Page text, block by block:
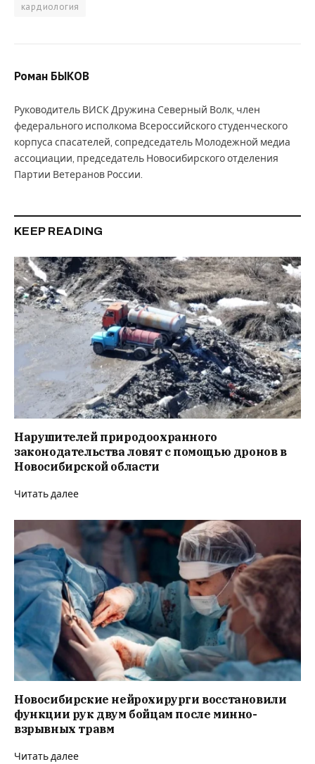
кардиология
Роман БЫКОВ
Руководитель ВИСК Дружина Северный Волк, член
федерального исполкома Всероссийского студенческого
корпуса спасателей, сопредседатель Молодежной медиа
ассоциации, председатель Новосибирского отделения
Партии Ветеранов России.
KEEP READING
Нарушителей природоохранного
законодательства ловят с помощью дронов в
Новосибирской области
Читать далее
Новосибирские нейрохирурги восстановили
функции рук двум бойцам после минно-
взрывных травм
Читать далее